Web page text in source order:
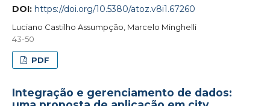
DOI: https://doi.org/10.5380/atoz.v8i1.67260
Luciano Castilho Assumpção, Marcelo Minghelli
43-50
PDF
Integração e gerenciamento de dados: